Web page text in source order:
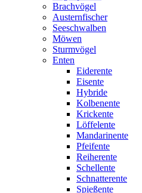
Brachvögel
Austernfischer
Seeschwalben
Möwen
Sturmvögel
Enten
Eiderente
Eisente
Hybride
Kolbenente
Krickente
Löffelente
Mandarinente
Pfeifente
Reiherente
Schellente
Schnatterente
Spießente